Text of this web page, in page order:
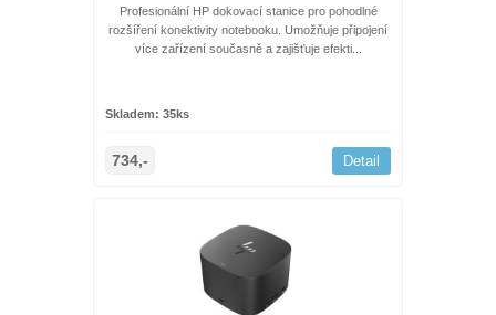
Profesionální HP dokovací stanice pro pohodlné
rozšíření konektivity notebooku. Umožňuje připojení
více zařízení současně a zajišťuje efekti...
Skladem: 35ks
734,- Detail